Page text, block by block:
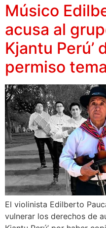
Músico
acusa al
Kjantu Perú’
permiso
El violinista Edilberto
vulnerar los derechos de